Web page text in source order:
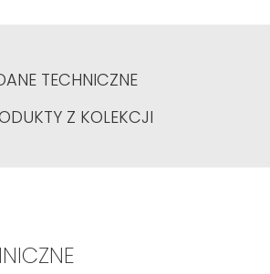
TECHNICZNE
Z KOLEKCJI